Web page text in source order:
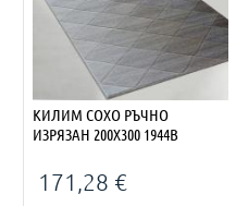
КИЛИМ СОХО РЪЧНО
ИЗРЯЗАН 200Х300 1944B
171,28 €